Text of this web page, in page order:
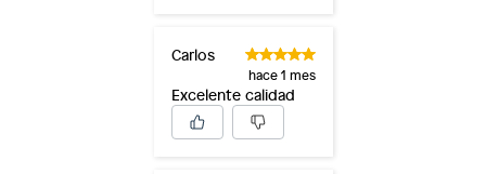
Carlos
hace 1 mes
Excelente calidad